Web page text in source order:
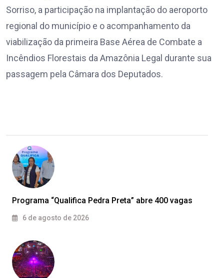
Sorriso, a participação na implantação do aeroporto
regional do município e o acompanhamento da
viabilização da primeira Base Aérea de Combate a
Incêndios Florestais da Amazônia Legal durante sua
passagem pela Câmara dos Deputados.
Programa “Qualifica Pedra Preta” abre 400 vagas
6 de agosto de 2026